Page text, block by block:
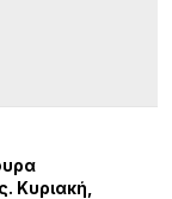
Κυριακή,